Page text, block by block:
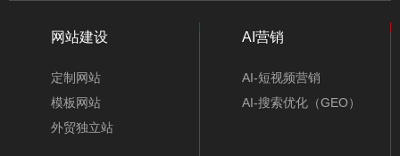
网站建设
定制网站
模板网站
外贸独立站
AI营销
AI-短视频营销
AI-搜索优化（GEO）